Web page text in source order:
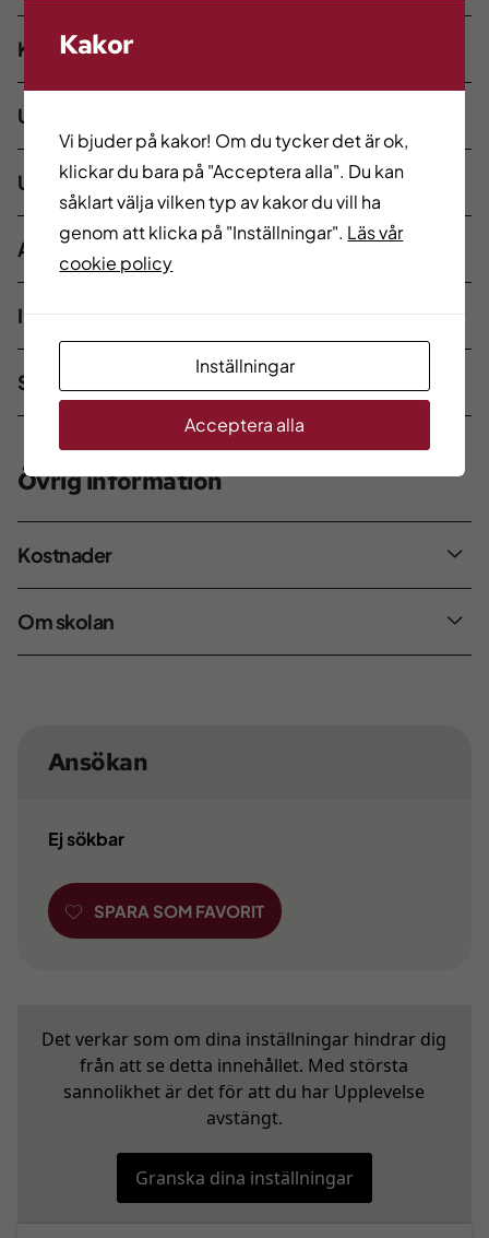
Kombinationsutbildning
Utbildningens innehåll
Utbildningens upplägg
Arbetsplatsförlagt lärande
Ingående ämnen
Studieperioder
Övrig information
Kostnader
Om skolan
Ansökan
Ej sökbar
SPARA SOM FAVORIT
Det verkar som om dina inställningar hindrar dig
från att se detta innehållet. Med största
sannolikhet är det för att du har Upplevelse
avstängt.
Granska dina inställningar
Kakor
Vi bjuder på kakor! Om du tycker det är ok,
klickar du bara på "Acceptera alla". Du kan
såklart välja vilken typ av kakor du vill ha
genom att klicka på "Inställningar". Läs vår
cookie policy
Inställningar
Acceptera alla